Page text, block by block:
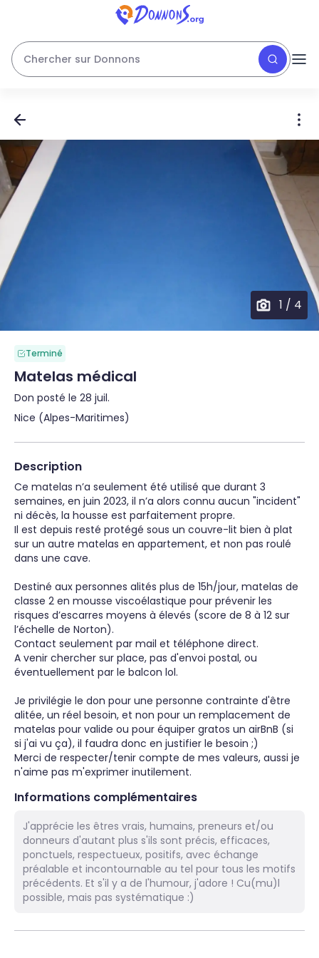
Chercher sur Donnons
1 / 4
Terminé
Matelas médical
Don posté le 28 juil.
Nice (Alpes-Maritimes)
Description
Ce matelas n’a seulement été utilisé que durant 3
semaines, en juin 2023, il n’a alors connu aucun "incident"
ni décès, la housse est parfaitement propre.
Il est depuis resté protégé sous un couvre-lit bien à plat
sur un autre matelas en appartement, et non pas roulé
dans une cave.
Destiné aux personnes alités plus de 15h/jour, matelas de
classe 2 en mousse viscoélastique pour prévenir les
risques d’escarres moyens à élevés (score de 8 à 12 sur
l’échelle de Norton).
Contact seulement par mail et téléphone direct.
A venir chercher sur place, pas d'envoi postal, ou
éventuellement par le balcon lol.
Je privilégie le don pour une personne contrainte d'être
alitée, un réel besoin, et non pour un remplacement de
matelas pour valide ou pour équiper gratos un airBnB (si
si j'ai vu ça), il faudra donc en justifier le besoin ;)
Merci de respecter/tenir compte de mes valeurs, aussi je
n'aime pas m'exprimer inutilement.
Informations complémentaires
J'apprécie les êtres vrais, humains, preneurs et/ou
donneurs d'autant plus s'ils sont précis, efficaces,
ponctuels, respectueux, positifs, avec échange
préalable et incontournable au tel pour tous les motifs
précédents. Et s'il y a de l'humour, j'adore ! Cu(mu)l
possible, mais pas systématique :)